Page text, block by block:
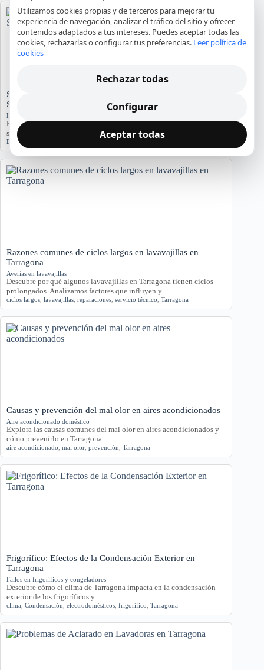
Significado del Error E01 en Hornos Teka: Causas y
Soluciones
Hornos y placas de cocina
El error E01 en hornos Teka indica problemas. Conozca sus causas y
síntomas para diagnosticar…
Error E01 servicio técnico
Razones comunes de ciclos largos en lavavajillas en
Tarragona
Averías en lavavajillas
Descubre por qué algunos lavavajillas en Tarragona tienen ciclos
prolongados. Analizamos factores que influyen y…
ciclos largos lavavajillas reparaciones servicio técnico Tarragona
Causas y prevención del mal olor en aires acondicionados
Aire acondicionado doméstico
Explora las causas comunes del mal olor en aires acondicionados y
cómo prevenirlo en Tarragona.
aire acondicionado mal olor prevención Tarragona
Frigorífico: Efectos de la Condensación Exterior en
Tarragona
Fallos en frigoríficos y congeladores
Descubre cómo el clima de Tarragona impacta en la condensación
exterior de los frigoríficos y…
clima Condensación electrodomésticos frigorífico Tarragona
Utilizamos cookies propias y de terceros para mejorar tu
experiencia de navegación, analizar el tráfico del sitio y ofrecer
contenidos adaptados a tus intereses. Puedes aceptar todas las
cookies, rechazarlas o configurar tus preferencias. Leer política de
cookies
Rechazar todas
Configurar
Aceptar todas